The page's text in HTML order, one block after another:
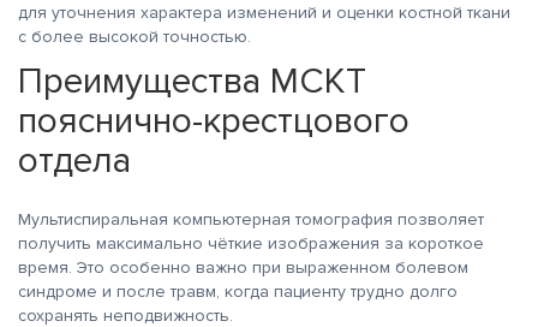
для уточнения характера изменений и оценки костной ткани
с более высокой точностью.
Преимущества МСКТ
пояснично-крестцового
отдела
Мультиспиральная компьютерная томография позволяет
получить максимально чёткие изображения за короткое
время. Это особенно важно при выраженном болевом
синдроме и после травм, когда пациенту трудно долго
сохранять неподвижность.